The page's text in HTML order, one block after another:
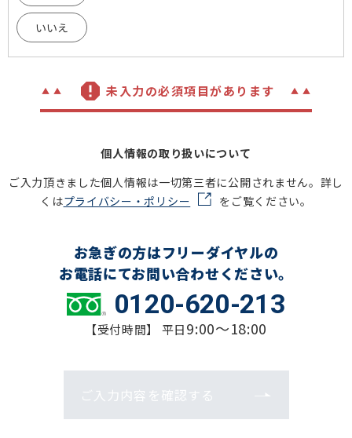
いいえ
未入力の必須項目があります
個人情報の取り扱いについて
ご入力頂きました個人情報は一切第三者に公開されません。詳し
くはプライバシー・ポリシー をご覧ください。
お急ぎの方はフリーダイヤルの
お電話にてお問い合わせください。
0120-620-213
【受付時間】 平日9:00～18:00
ご入力内容を確認する